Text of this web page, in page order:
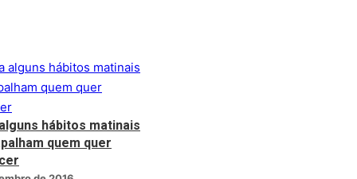
hábitos matinais
quem quer